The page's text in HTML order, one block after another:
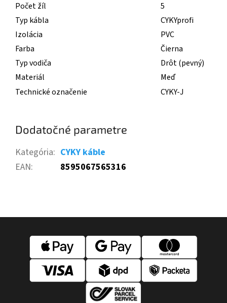
Počet žíl
5
Typ kábla
CYKYprofi
Izolácia
PVC
Farba
Čierna
Typ vodiča
Drôt (pevný)
Materiál
Meď
Technické označenie
CYKY-J
Dodatočné parametre
Kategória: CYKY káble
EAN: 8595067565316